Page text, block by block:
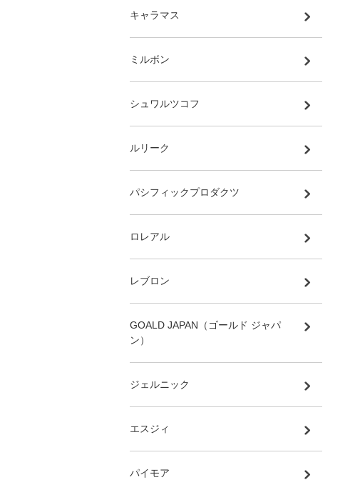
キャラマス
ミルボン
シュワルツコフ
ルリーク
パシフィックプロダクツ
ロレアル
レブロン
GOALD JAPAN（ゴールド ジャパ
ン）
ジェルニック
エスジィ
パイモア